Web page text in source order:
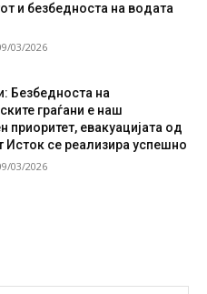
и безбедноста на водата
03/2026
Безбедноста на
граѓани е наш
приоритет, евакуацијата од
Исток се реализира успешно
03/2026